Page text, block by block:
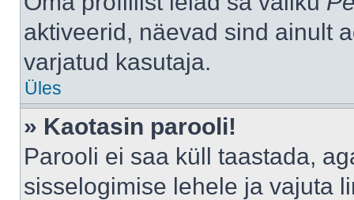
aktiveerid, näevad sind ainult
varjatud kasutaja.
Üles
» Kaotasin parooli!
Parooli ei saa küll taastada,
sisselogimise lehele ja vajuta